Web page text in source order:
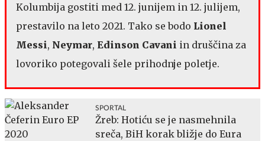
Kolumbija gostiti med 12. junijem in 12. julijem,
prestavilo na leto 2021. Tako se bodo Lionel
Messi, Neymar, Edinson Cavani in druščina za
lovoriko potegovali šele prihodnje poletje.
SPORTAL
Žreb: Hotiću se je nasmehnila
sreča, BiH korak bližje do Eura